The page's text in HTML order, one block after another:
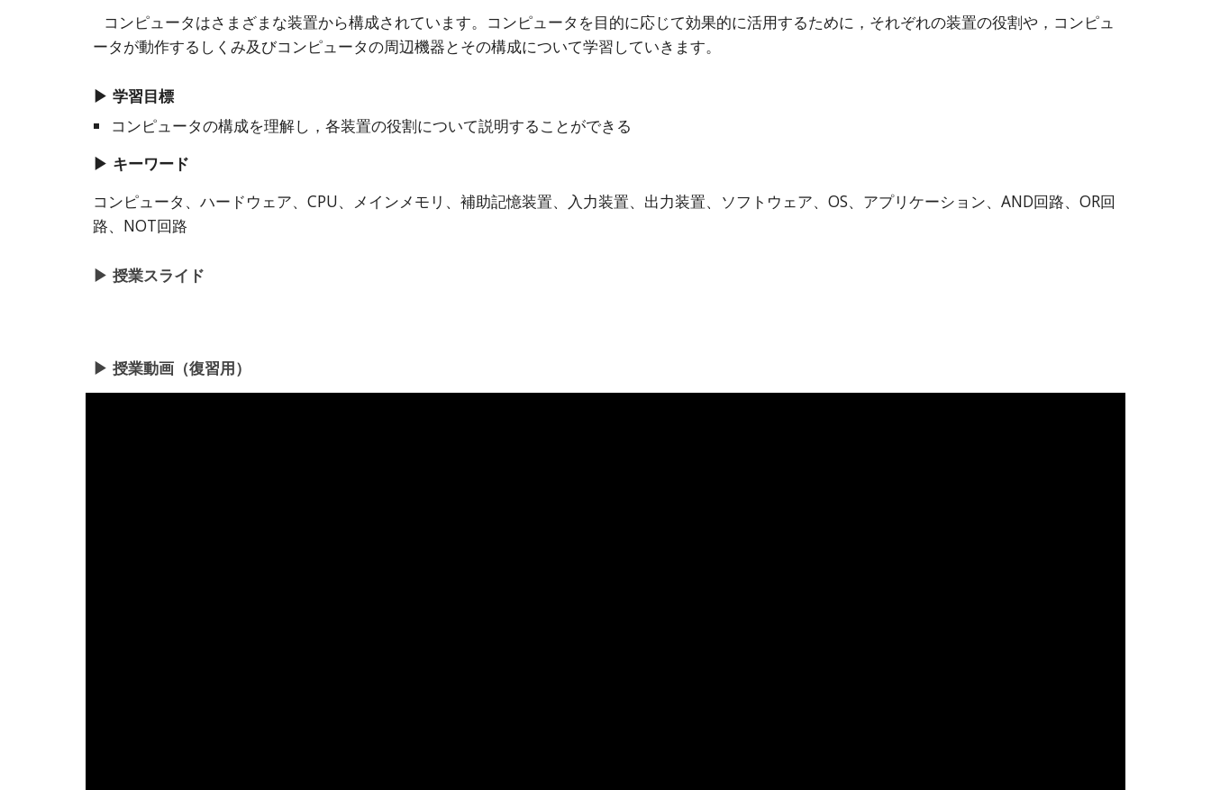
コンピュータはさまざまな装置から構成されています。コンピュータを目的に応じて効果的に活用するために，それぞれの装置の役割や，コンピュ
ータが動作するしくみ及びコンピュータの周辺機器とその構成について学習していきます。
▶ 学習目標
コンピュータの構成を理解し，各装置の役割について説明することができる
▶ キーワード
コンピュータ、ハードウェア、CPU、メインメモリ、補助記憶装置、入力装置、出力装置、ソフトウェア、OS、アプリケーション、AND回路、OR回
路、NOT回路
▶ 授業スライド
▶ 授業動画（復習用）